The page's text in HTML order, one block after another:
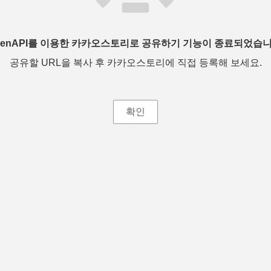
를 이용한 카카오스토리로 공유하기 기능이 종료되었습
공유할 URL을 복사 후 카카오스토리에 직접 등록해 보세요.
확인